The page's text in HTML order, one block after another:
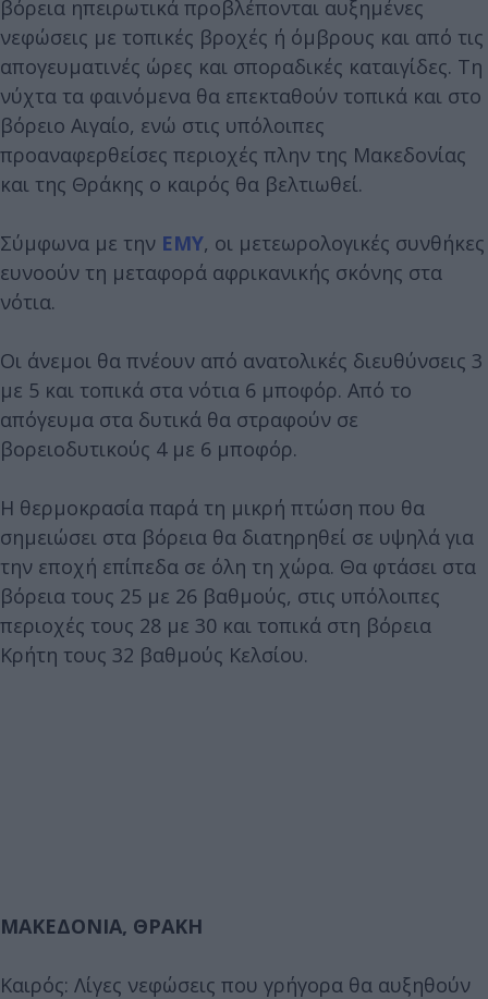
βόρεια ηπειρωτικά προβλέπονται αυξημένες
νεφώσεις με τοπικές βροχές ή όμβρους και από τις
απογευματινές ώρες και σποραδικές καταιγίδες. Τη
νύχτα τα φαινόμενα θα επεκταθούν τοπικά και στο
βόρειο Αιγαίο, ενώ στις υπόλοιπες
προαναφερθείσες περιοχές πλην της Μακεδονίας
και της Θράκης ο καιρός θα βελτιωθεί.
Σύμφωνα με την ΕΜΥ, οι μετεωρολογικές συνθήκες
ευνοούν τη μεταφορά αφρικανικής σκόνης στα
νότια.
Οι άνεμοι θα πνέουν από ανατολικές διευθύνσεις 3
με 5 και τοπικά στα νότια 6 μποφόρ. Από το
απόγευμα στα δυτικά θα στραφούν σε
βορειοδυτικούς 4 με 6 μποφόρ.
Η θερμοκρασία παρά τη μικρή πτώση που θα
σημειώσει στα βόρεια θα διατηρηθεί σε υψηλά για
την εποχή επίπεδα σε όλη τη χώρα. Θα φτάσει στα
βόρεια τους 25 με 26 βαθμούς, στις υπόλοιπες
περιοχές τους 28 με 30 και τοπικά στη βόρεια
Κρήτη τους 32 βαθμούς Κελσίου.
ΜΑΚΕΔΟΝΙΑ, ΘΡΑΚΗ
Καιρός: Λίγες νεφώσεις που γρήγορα θα αυξηθούν